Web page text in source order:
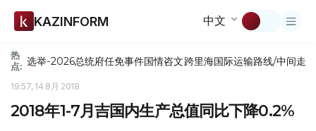
KAZINFORM 中文
热
点: 选举-2026总统府任免事件国情咨文跨里海国际运输路线/中间走廊
19:57, 14 8月 2018
2018年1-7月吉国内生产总值同比下降0.2%